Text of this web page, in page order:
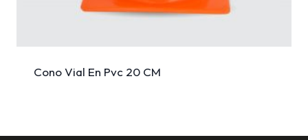
Cono Vial En Pvc 20 CM